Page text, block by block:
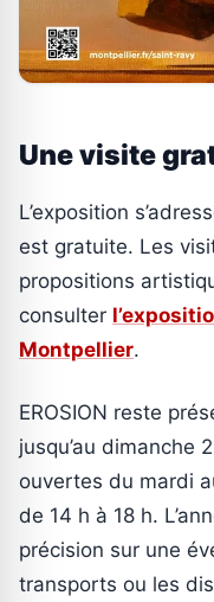
Une visite
L’exposition
est gratuite. Les
propositions
consulter
Montpellier.
EROSION reste
jusqu’au dimanche
ouvertes du mardi
de 14 h à 18 h.
précision sur une
transports ou les